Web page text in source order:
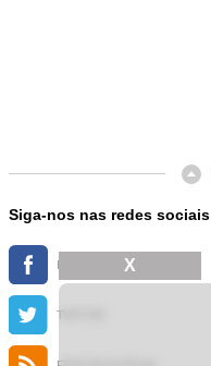
Siga-nos nas redes sociais
FACEBOOK
TWITTER
X